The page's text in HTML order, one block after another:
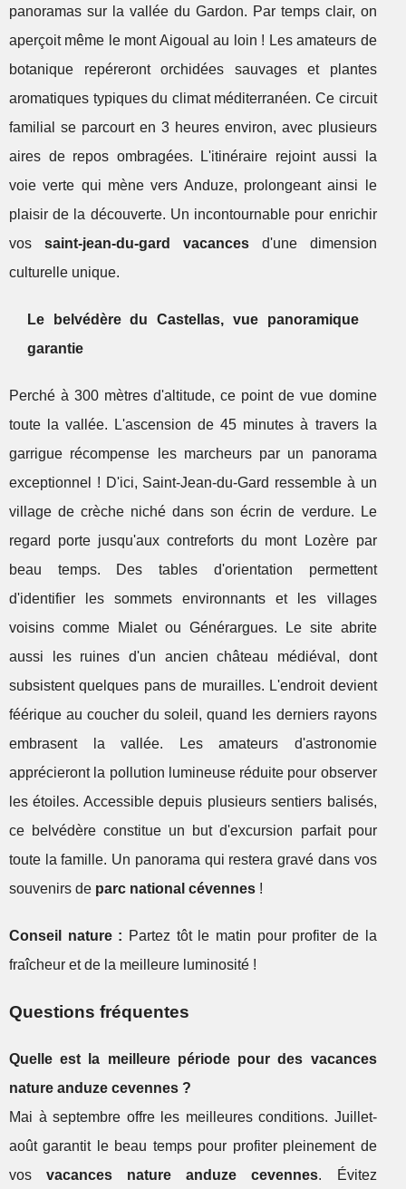
panoramas sur la vallée du Gardon. Par temps clair, on
aperçoit même le mont Aigoual au loin ! Les amateurs de
botanique repéreront orchidées sauvages et plantes
aromatiques typiques du climat méditerranéen. Ce circuit
familial se parcourt en 3 heures environ, avec plusieurs
aires de repos ombragées. L'itinéraire rejoint aussi la
voie verte qui mène vers Anduze, prolongeant ainsi le
plaisir de la découverte. Un incontournable pour enrichir
vos saint-jean-du-gard vacancesd'une dimension
culturelle unique.
Le belvédère du Castellas, vue panoramique
garantie
Perché à 300 mètres d'altitude, ce point de vue domine
toute la vallée. L'ascension de 45 minutes à travers la
garrigue récompense les marcheurs par un panorama
exceptionnel ! D'ici, Saint-Jean-du-Gard ressemble à un
village de crèche niché dans son écrin de verdure. Le
regard porte jusqu'aux contreforts du mont Lozère par
beau temps. Des tables d'orientation permettent
d'identifier les sommets environnants et les villages
voisins comme Mialet ou Générargues. Le site abrite
aussi les ruines d'un ancien château médiéval, dont
subsistent quelques pans de murailles. L'endroit devient
féérique au coucher du soleil, quand les derniers rayons
embrasent la vallée. Les amateurs d'astronomie
apprécieront la pollution lumineuse réduite pour observer
les étoiles. Accessible depuis plusieurs sentiers balisés,
ce belvédère constitue un but d'excursion parfait pour
toute la famille. Un panorama qui restera gravé dans vos
souvenirs de parc national cévennes !
Conseil nature : Partez tôt le matin pour profiter de la
fraîcheur et de la meilleure luminosité !
Questions fréquentes
Quelle est la meilleure période pour des vacances
nature anduze cevennes ?
Mai à septembre offre les meilleures conditions. Juillet-
août garantit le beau temps pour profiter pleinement de
vosvacances nature anduze cevennes. Évitez